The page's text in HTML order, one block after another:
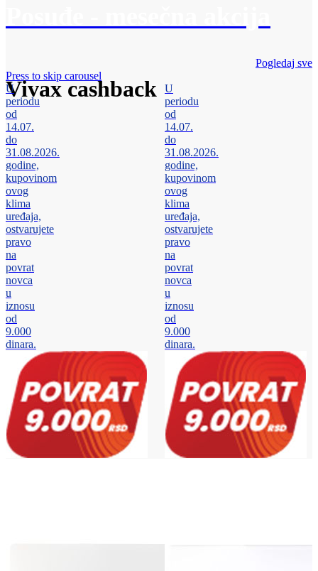
Vivax cashback
Pogledaj sve
Press to skip carousel
U
periodu
od
14.07.
do
31.08.2026.
godine,
kupovinom
ovog
klima
uređaja,
ostvarujete
pravo
na
povrat
novca
u
iznosu
od
9.000
dinara.
U
periodu
od
14.07.
do
31.08.2026.
godine,
kupovinom
ovog
klima
uređaja,
ostvarujete
pravo
na
povrat
novca
u
iznosu
od
9.000
dinara.